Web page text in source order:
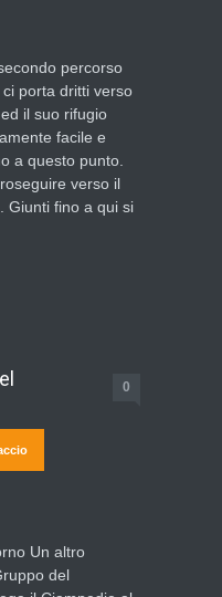
percorso
porta dritti verso
il suo rifugio
facile e
a questo punto.
verso il
Giunti fino a qui si
0
Un altro
del